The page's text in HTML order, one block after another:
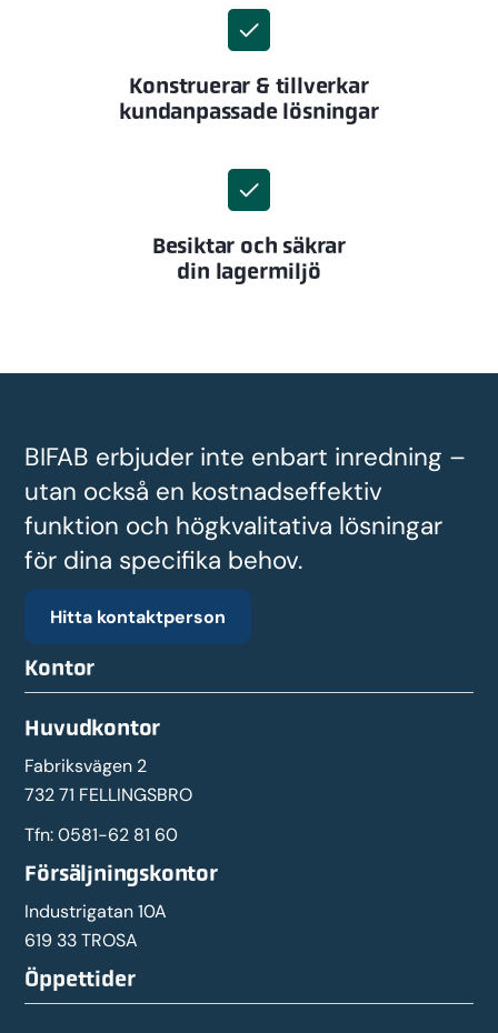
Konstruerar & tillverkar
kundanpassade lösningar
Besiktar och säkrar
din lagermiljö
BIFAB erbjuder inte enbart inredning –
utan också en kostnadseffektiv
funktion och högkvalitativa lösningar
för dina specifika behov.
Hitta kontaktperson
Kontor
Huvudkontor
Fabriksvägen 2
732 71 FELLINGSBRO
Tfn:0581-62 81 60
Försäljningskontor
Industrigatan 10A
619 33 TROSA
Öppettider